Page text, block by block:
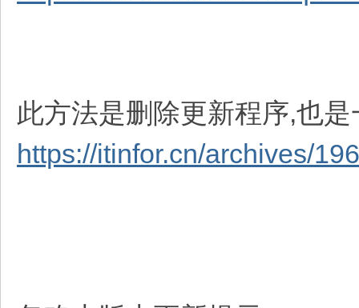
此方法是删除更新程序,也
https://itinfor.cn/archives/